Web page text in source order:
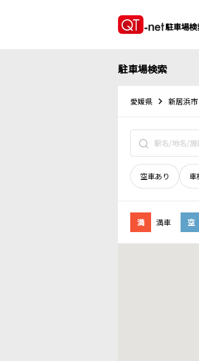
駐車場
駐車場検索
愛媛県 新居浜市
空車あり 車
満 満車 空